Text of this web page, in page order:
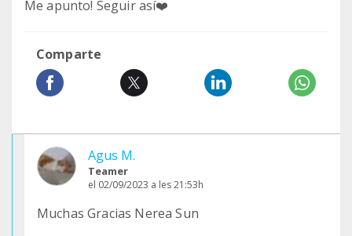
Me apunto! Seguir así❤️
Comparte
Agus M.
Teamer
el 02/09/2023 a les 21:53h
Muchas Gracias Nerea Sun